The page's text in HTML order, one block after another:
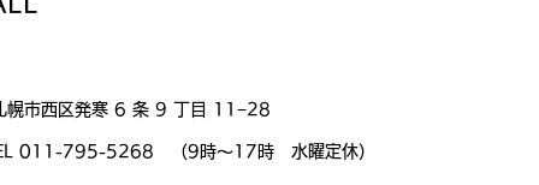
市西区発寒 6 条 9 丁目 11−28
011-795-5268 （9時〜17時 水曜定休）